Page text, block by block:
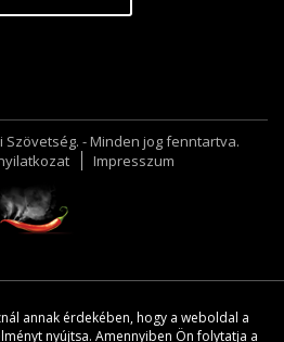
- Minden jog fenntartva.
Impresszum
annak érdekében, hogy a weboldal a
nyújtsa. Amennyiben Ön folytatja a